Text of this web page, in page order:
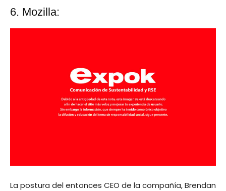
6. Mozilla:
La postura del entonces CEO de la compañía, Brendan